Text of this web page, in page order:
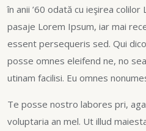
în anii ’60 odată cu ieşirea
pasaje Lorem Ipsum, iar mai
essent persequeris sed. Qui
posse omnes eleifend ne, no
utinam facilisi. Eu omnes
Te posse nostro labores pri,
voluptaria an mel. Ut illud